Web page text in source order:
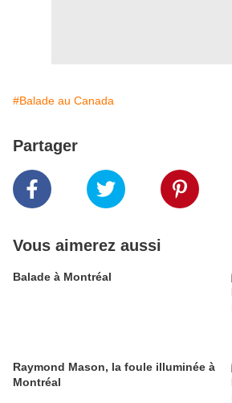
#Balade au Canada
Partager
Vous aimerez aussi
Balade à Montréal
Raymond Mason, la foule illuminée à
Montréal